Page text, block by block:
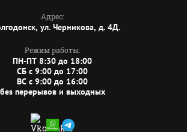
Адрес:
ул. Черникова, д. 4Д.
Режим работы:
ПН-ПТ 8:30 до 18:00
СБ c 9:00 до 17:00
ВС c 9:00 до 16:00
без перерывов и выходных